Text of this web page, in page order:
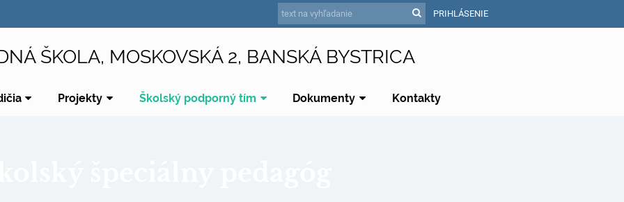
PRIHLÁSENIE
ŠKOLA, MOSKOVSKÁ 2, BANSKÁ BYSTRICA
Projekty Školský podporný tím Dokumenty Kontakty